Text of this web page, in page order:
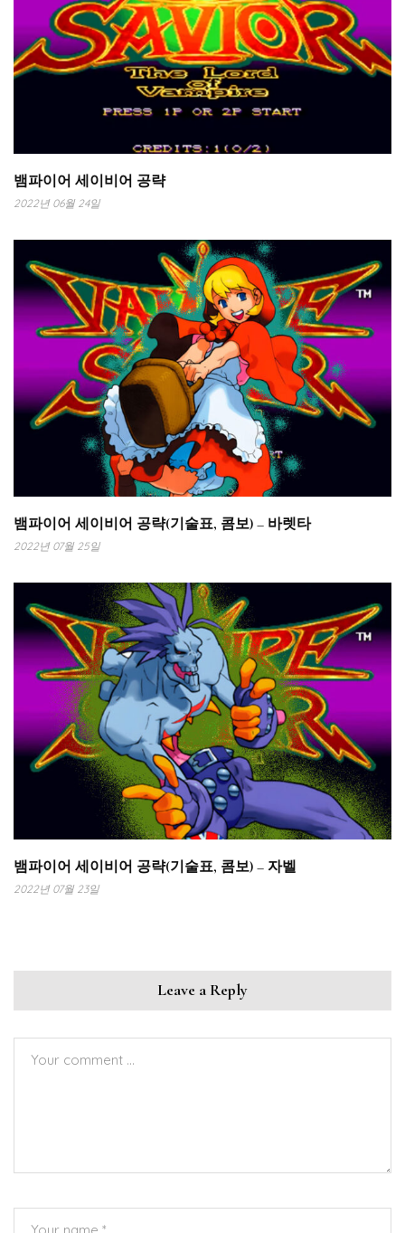
뱀파이어 세이비어 공략
2022년 06월 24일
뱀파이어 세이비어 공략(기술표, 콤보) – 바렛타
2022년 07월 25일
뱀파이어 세이비어 공략(기술표, 콤보) – 자벨
2022년 07월 23일
Leave a Reply